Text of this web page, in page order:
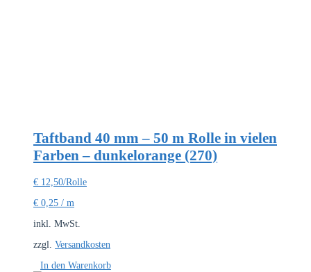
Taftband 40 mm – 50 m Rolle in vielen
Farben – dunkelorange (270)
€ 12,50/Rolle
€ 0,25 / m
inkl. MwSt.
zzgl. Versandkosten
In den Warenkorb